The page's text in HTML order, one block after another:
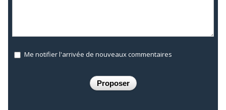
Me notifier l'arrivée de nouveaux commentaires